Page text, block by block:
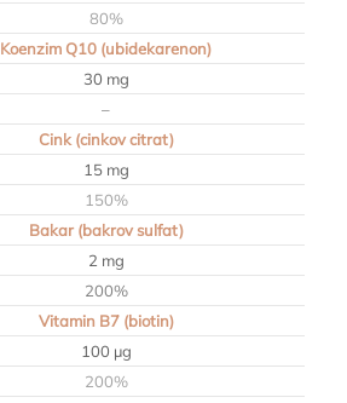
80%
Koenzim Q10 (ubidekarenon)
30 mg
–
Cink (cinkov citrat)
15 mg
150%
Bakar (bakrov sulfat)
2 mg
200%
Vitamin B7 (biotin)
100 µg
200%